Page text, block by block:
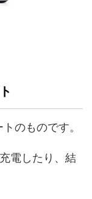
のものです。
電したり、結